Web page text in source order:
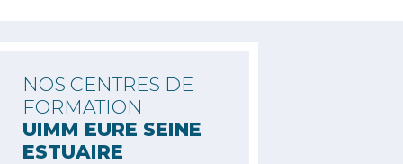
NOS CENTRES DE
FORMATION
UIMM EURE SEINE
ESTUAIRE